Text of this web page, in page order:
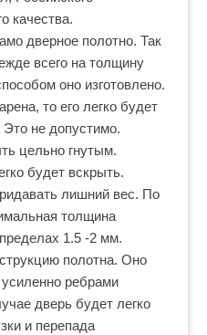
качества.
дверное полотно. Так
всего на толщину
оно изготовлено.
то его легко будет
Это не допустимо.
цельно гнутым.
будет вскрыть.
лишний вес. По
толщина
1.5 -2 мм.
полотна. Оно
ребрами
дверь будет легко
и перепада